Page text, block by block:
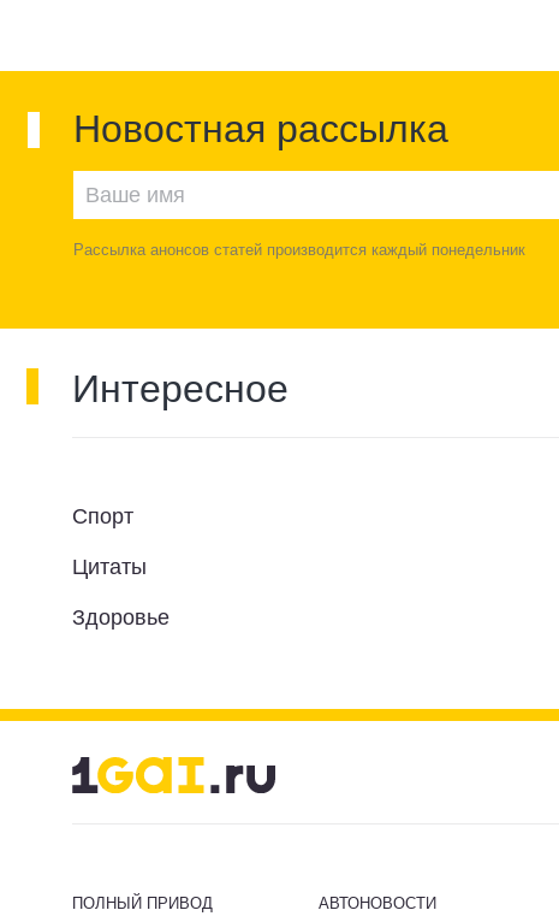
Новостная рассылка
Рассылка анонсов статей производится каждый понедельник
Интересное
Спорт
Цитаты
Здоровье
ПОЛНЫЙ ПРИВОД АВТОНОВОСТИ